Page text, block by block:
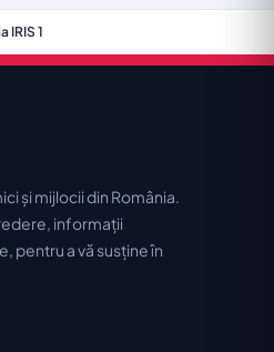
IRIS 1
și mijlocii din România.
informații
pentru a vă susține în